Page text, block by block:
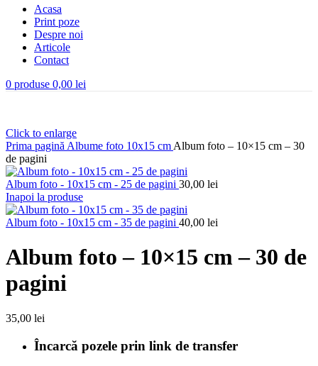
Acasa
Print poze
Despre noi
Articole
Contact
0 produse 0,00 lei
Click to enlarge
Prima pagină Albume foto 10x15 cm Album foto – 10×15 cm – 30
de pagini
Album foto - 10x15 cm - 25 de pagini 30,00 lei
Inapoi la produse
Album foto - 10x15 cm - 35 de pagini 40,00 lei
Album foto – 10×15 cm – 30 de
pagini
35,00 lei
Încarcă pozele prin link de transfer